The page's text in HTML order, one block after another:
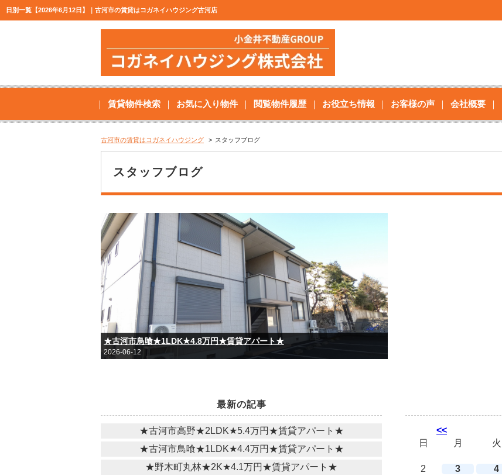
日別一覧【2026年6月12日】｜古河市の賃貸はコガネイハウジング古河店
賃貸物件検索 お気に入り物件 閲覧物件履歴 お役立ち情報 お客様の声 会社概要
古河市の賃貸はコガネイハウジング スタッフブログ
スタッフブログ
★古河市鳥喰★1LDK★4.8万円★賃貸アパート★
2026-06-12
最新の記事
★古河市高野★2LDK★5.4万円★賃貸アパート★
★古河市鳥喰★1LDK★4.4万円★賃貸アパート★
★野木町丸林★2K★4.1万円★賃貸アパート★
<<
日
月 火
2
3 4